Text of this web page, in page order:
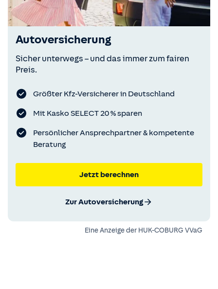
Autoversicherung
Sicher unterwegs – und das immer zum fairen
Preis.
Größter Kfz-Versicherer in Deutschland
Mit Kasko SELECT 20 % sparen
Persönlicher Ansprechpartner & kompetente
Beratung
Jetzt berechnen
Zur Autoversicherung
Eine Anzeige der HUK-COBURG VVaG